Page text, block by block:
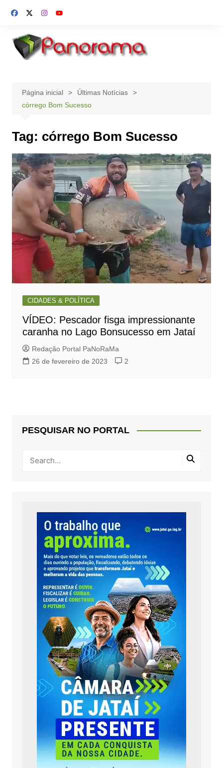
para
conteúdo
Página inicial
Últimas Notícias
córrego Bom Sucesso
Tag: córrego Bom Sucesso
CIDADES & POLÍTICA
VÍDEO: Pescador fisga impressionante
caranha no Lago Bonsucesso em Jataí
Redação Portal PaNoRaMa
26 de fevereiro de 2023
2
PESQUISAR NO PORTAL